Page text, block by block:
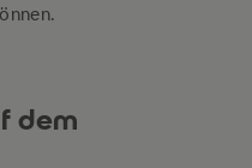
dem